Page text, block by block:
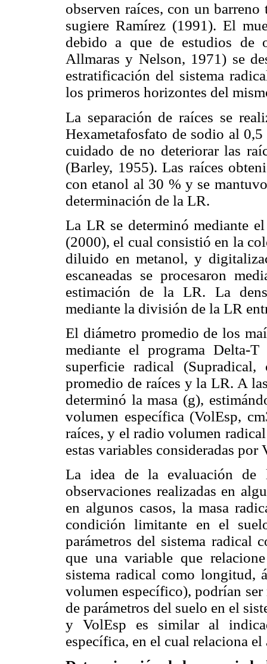
observen raíces, con un
sugiere Ramírez (1991). El
debido a que de estudios de
Allmaras y Nelson, 1971) se
estratificación del sistema
los primeros horizontes del
La separación de raíces se
Hexametafosfato de sodio al
cuidado de no deteriorar las
(Barley, 1955). Las raíces
con etanol al 30 % y se
determinación de la LR.
La LR se determinó mediante
(2000), el cual consistió en la
diluido en metanol, y
escaneadas se procesaron
estimación de la LR. La
mediante la división de la LR
El diámetro promedio de los
mediante el programa Delta-
superficie radical
promedio de raíces y la LR. A
determinó la masa (g),
volumen específica (VolEsp,
raíces, y el radio volumen
estas variables consideradas
La idea de la evaluación de
observaciones realizadas en
en algunos casos, la masa
condición limitante en el
parámetros del sistema radical
que una variable que
sistema radical como longitud,
volumen específico), podrían
de parámetros del suelo en el
y VolEsp es similar al
específica, en el cual relaciona